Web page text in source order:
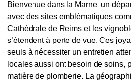
Bienvenue dans la Marne, un
avec des sites emblématiques
Cathédrale de Reims et les
s’étendent à perte de vue. Ces
seuls à nécessiter un entretien
locales aussi ont besoin de soins,
matière de plomberie. La